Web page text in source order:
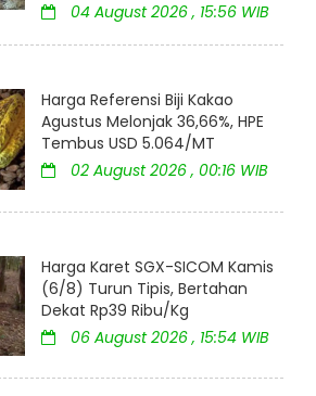
04 August 2026 , 15:56 WIB
Harga Referensi Biji Kakao
Agustus Melonjak 36,66%, HPE
Tembus USD 5.064/MT
02 August 2026 , 00:16 WIB
Harga Karet SGX-SICOM Kamis
(6/8) Turun Tipis, Bertahan
Dekat Rp39 Ribu/Kg
06 August 2026 , 15:54 WIB